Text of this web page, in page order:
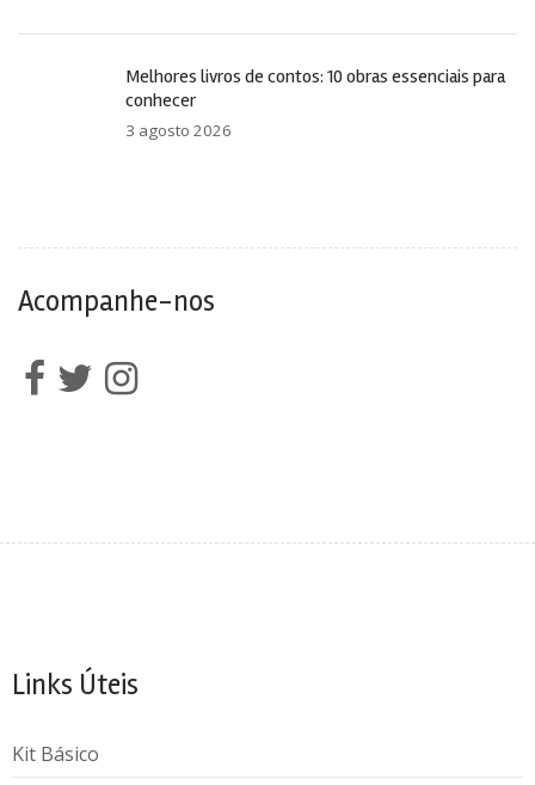
Melhores livros de contos: 10 obras essenciais para
conhecer
3 agosto 2026
Acompanhe-nos
Links Úteis
Kit Básico